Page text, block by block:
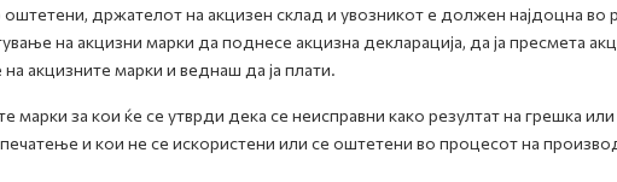
оштетени, држателот на акцизен склад и увозникот е должен најдоцна во
на акцизни марки да поднесе акцизна декларација, да ја пресмета
на акцизните марки и веднаш да ја плати.
марки за кои ќе се утврди дека се неисправни како резултат на грешка
и кои не се искористени или се оштетени во процесот на